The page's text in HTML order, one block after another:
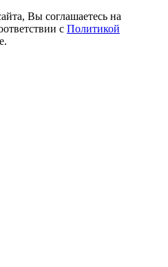
Вы соглашаетесь на
с Политикой